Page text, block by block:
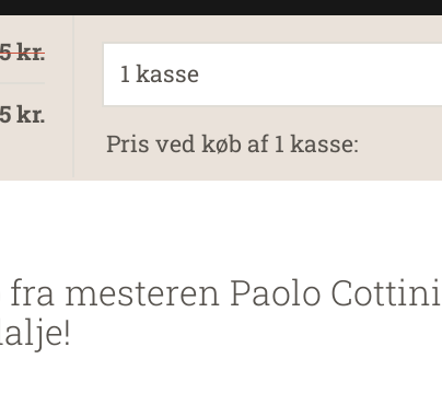
kr.
kr.
1 kasse
Pris ved køb af 1 kasse:
mesteren Paolo Cottini